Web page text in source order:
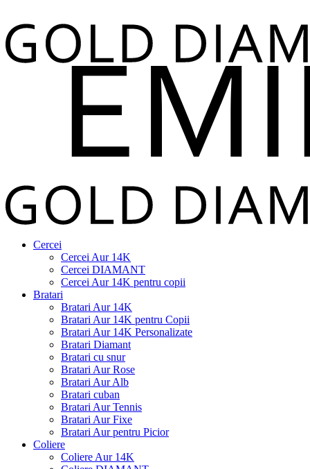
Cercei
Cercei Aur 14K
Cercei DIAMANT
Cercei Aur 14K pentru copii
Bratari
Bratari Aur 14K
Bratari Aur 14K pentru Copii
Bratari Aur 14K Personalizate
Bratari Diamant
Bratari cu snur
Bratari Aur Rose
Bratari Aur Alb
Bratari cuban
Bratari Aur Tennis
Bratari Aur Fixe
Bratari Aur pentru Picior
Coliere
Coliere Aur 14K